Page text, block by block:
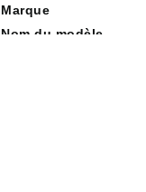
Marque
Nom du modèle